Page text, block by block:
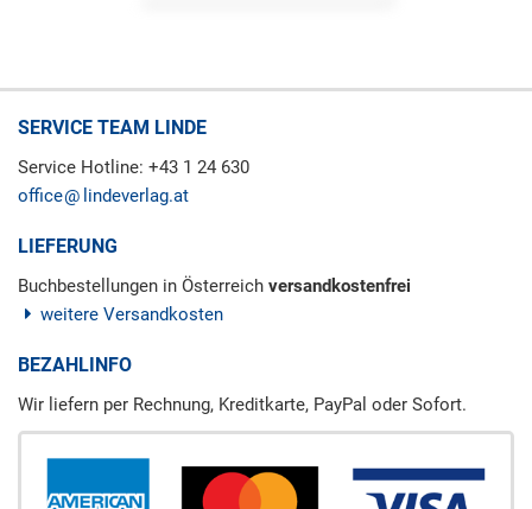
SERVICE TEAM LINDE
Service Hotline: +43 1 24 630
office
lindeverlag.at
LIEFERUNG
Buchbestellungen in Österreich versandkostenfrei
weitere Versandkosten
BEZAHLINFO
Wir liefern per Rechnung, Kreditkarte, PayPal oder Sofort.